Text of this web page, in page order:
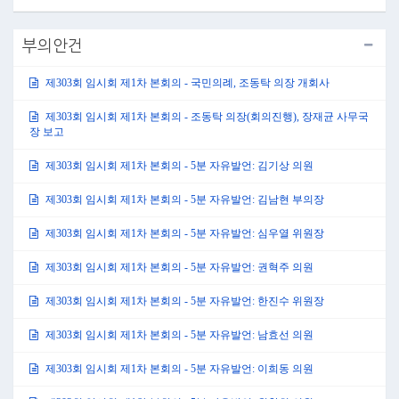
부의안건
제303회 임시회 제1차 본회의 - 국민의례, 조동탁 의장 개회사
제303회 임시회 제1차 본회의 - 조동탁 의장(회의진행), 장재균 사무국
장 보고
제303회 임시회 제1차 본회의 - 5분 자유발언: 김기상 의원
제303회 임시회 제1차 본회의 - 5분 자유발언: 김남현 부의장
제303회 임시회 제1차 본회의 - 5분 자유발언: 심우열 위원장
제303회 임시회 제1차 본회의 - 5분 자유발언: 권혁주 의원
제303회 임시회 제1차 본회의 - 5분 자유발언: 한진수 위원장
제303회 임시회 제1차 본회의 - 5분 자유발언: 남효선 의원
제303회 임시회 제1차 본회의 - 5분 자유발언: 이희동 의원